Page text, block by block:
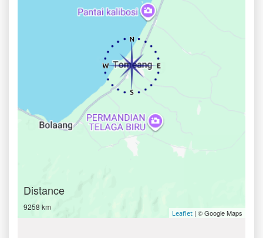
Distance
9258 km
Leaflet | © Google Maps